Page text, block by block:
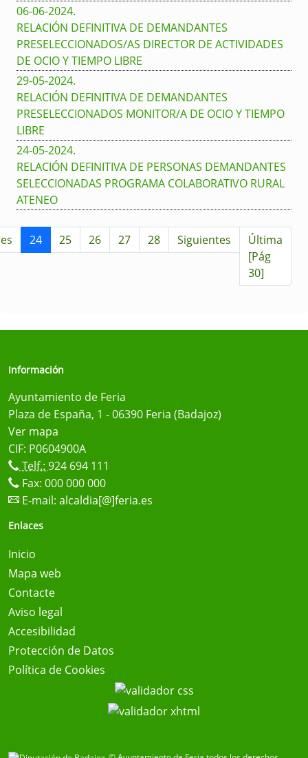
06-06-2024.
RELACIÓN DEFINITIVA DE DEMANDANTES
PRESELECCIONADOS/AS DIRECTOR DE ACTIVIDADES
DE OCIO Y TIEMPO LIBRE
29-05-2024.
RELACIÓN DEFINITIVA DE DEMANDANTES
PRESELECCIONADOS MONITOR/A DE OCIO Y TIEMPO
LIBRE
24-05-2024.
RELACIÓN DEFINITIVA DE PERSONAS DEMANDANTES
SELECCIONADAS PROGRAMA COLABORATIVO RURAL
ATENEO
24 25 26 27 28 Siguientes
Última
[Pág
30]
Información
Ayuntamiento de Feria
Plaza de España, 1 - 06390 Feria (Badajoz)
Ver mapa
CIF: P0604900A
Telf.: 924 694 111
Fax: 000 000 000
E-mail: alcaldia[@]feria.es
Enlaces
Inicio
Mapa web
Contacte
Aviso legal
Accesibilidad
Protección de Datos
Política de Cookies